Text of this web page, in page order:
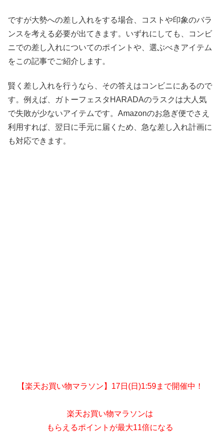
ですが大勢への差し入れをする場合、コストや印象のバラ
ンスを考える必要が出てきます。いずれにしても、コンビ
ニでの差し入れについてのポイントや、選ぶべきアイテム
をこの記事でご紹介します。
賢く差し入れを行うなら、その答えはコンビニにあるので
す。例えば、ガトーフェスタHARADAのラスクは大人気
で失敗が少ないアイテムです。Amazonのお急ぎ便でさえ
利用すれば、翌日に手元に届くため、急な差し入れ計画に
も対応できます。
【楽天お買い物マラソン】17日(日)1:59まで開催中！
楽天お買い物マラソンは
もらえるポイントが最大11倍になる